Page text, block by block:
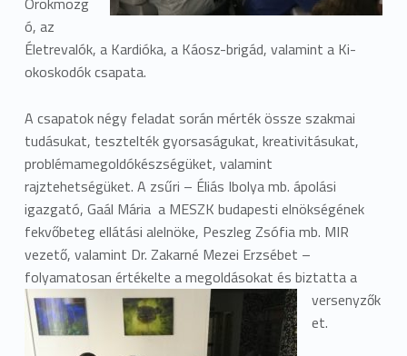
ó, az
Életrevalók, a Kardióka, a Káosz-brigád, valamint a Ki-
okoskodókcsapata.
A csapatok négy feladat során mértékössze szakmai
tudásukat, teszteltékgyorsaságukat, kreativitásukat,
problémamegoldókészségüket, valamint
rajztehetségüket. A zsűri – Éliás Ibolya mb. ápolási
igazgató, Gaál Mária a MESZK budapesti elnökségének
fekvőbeteg ellátási alelnöke, Peszleg Zsófia mb. MIR
vezető, valamint Dr. Zakarné Mezei Erzsébet –
folyamatosan értékelte a megoldásokat és biztatta a
versenyzők
et.